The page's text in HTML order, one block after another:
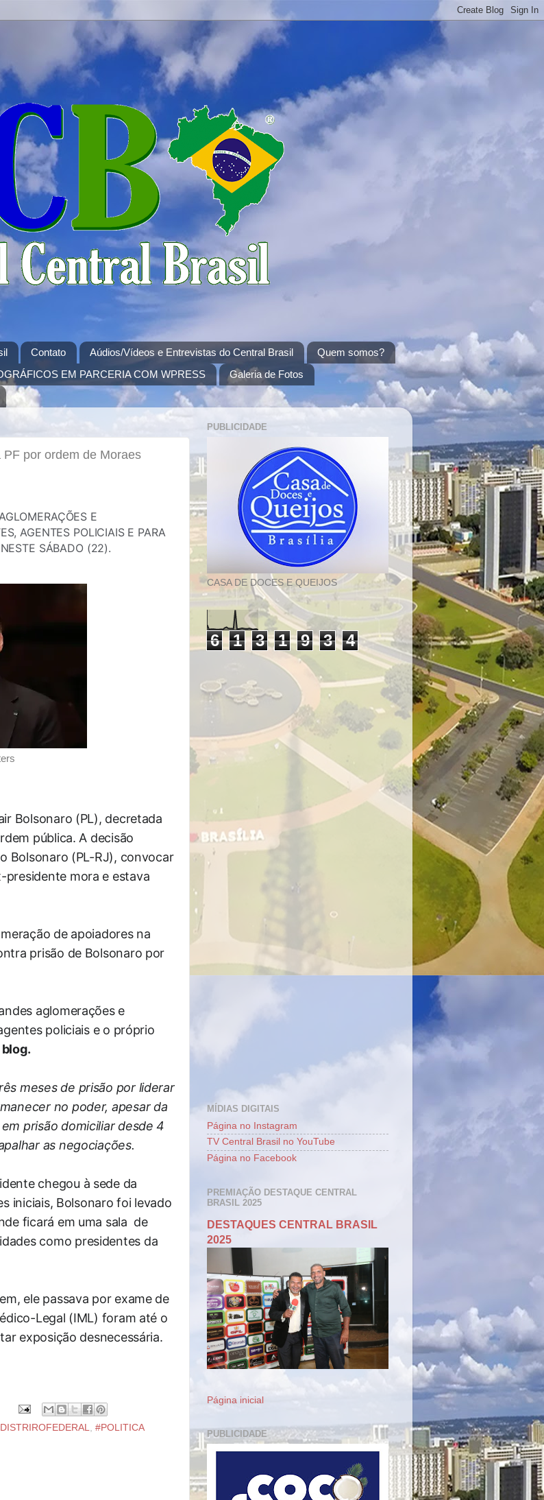
Contato Aúdios/Vídeos e Entrevistas do Central Brasil
Quem somos?
EM PARCERIA COM WPRESS
Galeria de Fotos
por ordem de Moraes
E
AGENTES POLICIAIS E PARA
SÁBADO (22).
Bolsonaro (PL), decretada
pública. A decisão
Bolsonaro (PL-RJ), convocar
presidente mora e estava
de apoiadores na
prisão de Bolsonaro por
aglomerações e
policiais e o próprio
blog.
meses de prisão por liderar
no poder, apesar da
prisão domiciliar desde 4
as negociações.
chegou à sede da
iniciais, Bolsonaro foi levado
ficará em uma sala de
como presidentes da
ele passava por exame de
Legal (IML) foram até o
exposição desnecessária.
, #POLITICA
PUBLICIDADE
CASA DE DOCES E QUEIJOS
6 1 3 1 9 3 4
MÍDIAS DIGITAIS
Página no Instagram
TV Central Brasil no YouTube
Página no Facebook
PREMIAÇÃO DESTAQUE CENTRAL
BRASIL 2025
DESTAQUES CENTRAL BRASIL
2025
Página inicial
PUBLICIDADE